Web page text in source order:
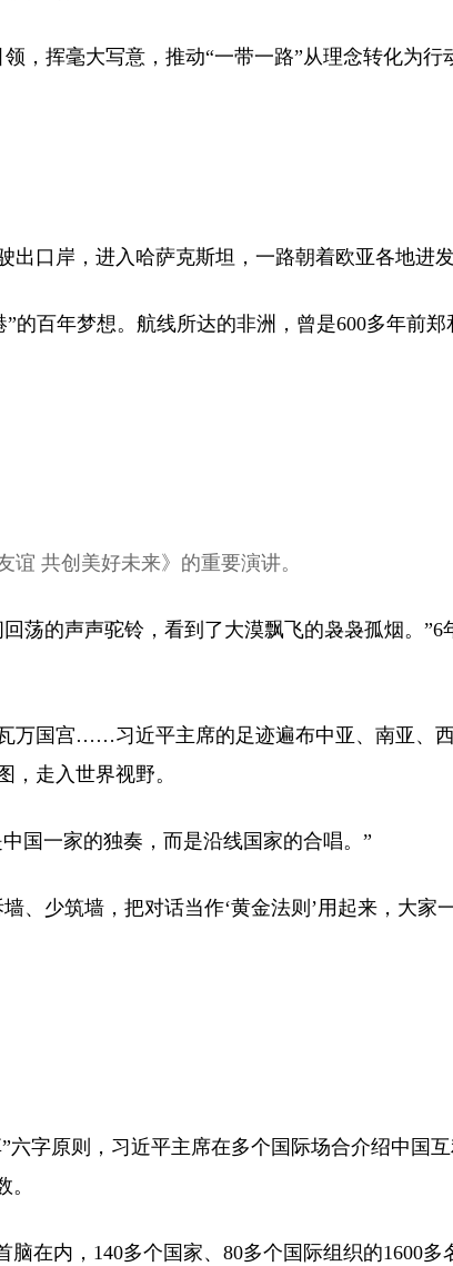
挥毫大写意，推动“一带一路”从理念转化为行
口岸，进入哈萨克斯坦，一路朝着欧亚各地进
百年梦想。航线所达的非洲，曾是600多年前郑
共创美好未来》的重要演讲。
的声声驼铃，看到了大漠飘飞的袅袅孤烟。”6
国宫……习近平主席的足迹遍布中亚、南亚、
走入世界视野。
国一家的独奏，而是沿线国家的合唱。”
、少筑墙，把对话当作‘黄金法则’用起来，大家
字原则，习近平主席在多个国际场合介绍中国
在内，140多个国家、80多个国际组织的1600多